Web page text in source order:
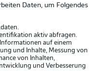
Daten, um Folgendes
aktiv abfragen.
auf einem
und Inhalte, Messung von
von Inhalten,
und Verbesserung